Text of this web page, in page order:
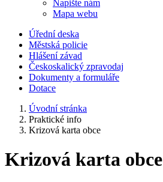
Napište nám
Mapa webu
Úřední deska
Městská policie
Hlášení závad
Českoskalický zpravodaj
Dokumenty a formuláře
Dotace
Úvodní stránka
Praktické info
Krizová karta obce
Krizová karta obce